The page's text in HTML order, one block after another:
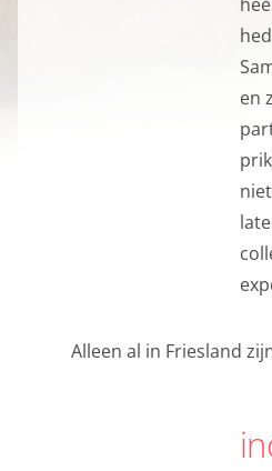
en
Alleen al in Friesland